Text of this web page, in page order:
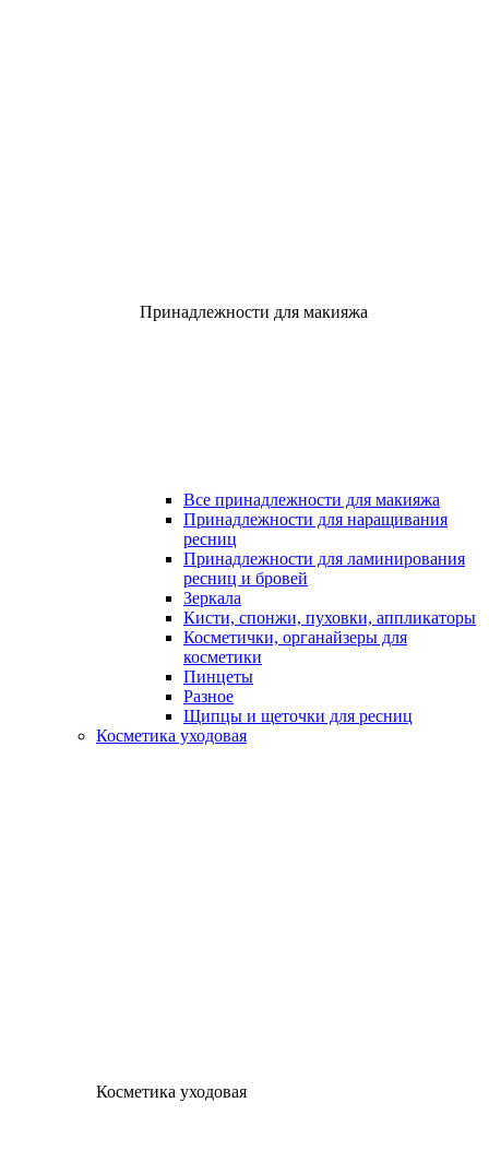
Принадлежности для макияжа
Все принадлежности для макияжа
Принадлежности для наращивания
ресниц
Принадлежности для ламинирования
ресниц и бровей
Зеркала
Кисти, спонжи, пуховки, аппликаторы
Косметички, органайзеры для
косметики
Пинцеты
Разное
Щипцы и щеточки для ресниц
Косметика уходовая
Косметика уходовая